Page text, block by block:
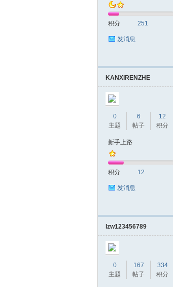
论
积分 251
发消息
KANXIRENZHE
0
主题
6
帖子
12
积分
新手上路
积分 12
发消息
lzw123456789
0
主题
167
帖子
334
积分